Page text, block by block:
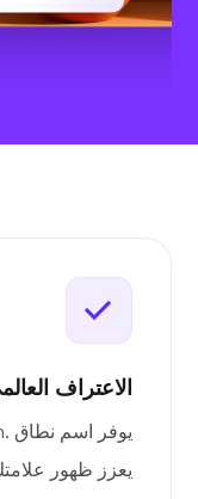
الاعتراف
يعزز ظهور